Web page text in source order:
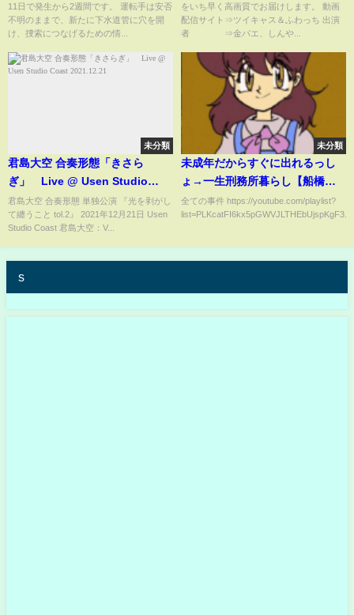
の中で“運転席”見つかるも捜索
難航
11日で発生から2週間です。 運転手は安否
不明のままで、新たに下水道管に穴を開
け、捜索につなげるための情...
をいち早く高画質でお届けします。 動画
配信サイト⇒ツイキャス＆ふわっち 出演
者 ⇒金バエ、しんや...
未分類
君島大空 合奏形態「きさら
ぎ」 Live @ Usen Studio
Coast 2021.12.21
君島大空 合奏形態 単独公演 『光を剥がし
て纏うこと tol.2』 2021年12月21日 Usen
Studio Coast 君島大空：V...
未分類
未成年だからすぐに出れるっし
ょ→一生刑務所暮らし【船橋名
大生強盗●人事件】
全ての事件 https://youtube.com/playlist?
list=PLKcatFI6kx5pGWVJLTHEbUjspKgF3...
s